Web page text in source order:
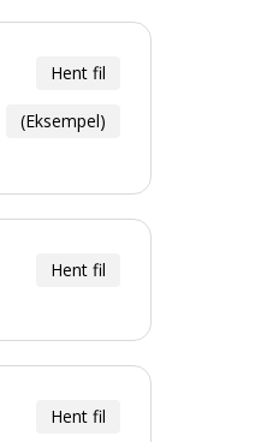
Hent fil
(Eksempel)
Hent fil
Hent fil